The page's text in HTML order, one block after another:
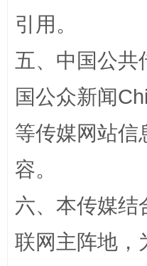
引用。
五、中国公共
国公众新闻
等传媒网站信
容。
六、本传媒结
联网主阵地，